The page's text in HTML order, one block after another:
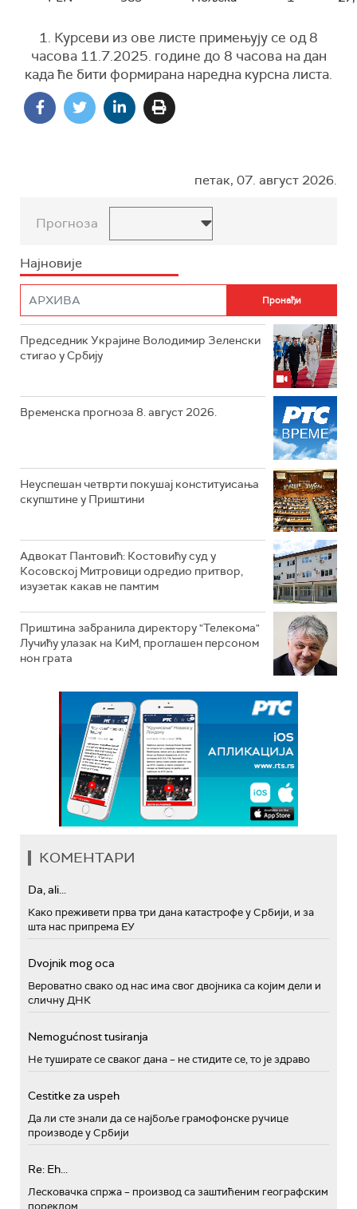
1. Курсеви из ове листе примењују се од 8
часова 11.7.2025. године до 8 часова на дан
када ће бити формирана наредна курсна листа.
петак, 07. август 2026.
Прогноза
Најновије
Председник Украјине Володимир Зеленски
стигао у Србију
Временска прогноза 8. август 2026.
Неуспешан четврти покушај конституисања
скупштине у Приштини
Адвокат Пантовић: Костовићу суд у
Косовској Митровици одредио притвор,
изузетак какав не памтим
Приштина забранила директору "Телекома"
Лучићу улазак на КиМ, проглашен персоном
нон грата
КОМЕНТАРИ
Da, ali...
Како преживети прва три дана катастрофе у Србији, и за
шта нас припрема ЕУ
Dvojnik mog oca
Вероватно свако од нас има свог двојника са којим дели и
сличну ДНК
Nemogućnost tusiranja
Не туширате се сваког дана – не стидите се, то је здраво
Cestitke za uspeh
Да ли сте знали да се најбоље грамофонске ручице
производе у Србији
Re: Eh...
Лесковачка спржа – производ са заштићеним географским
пореклом